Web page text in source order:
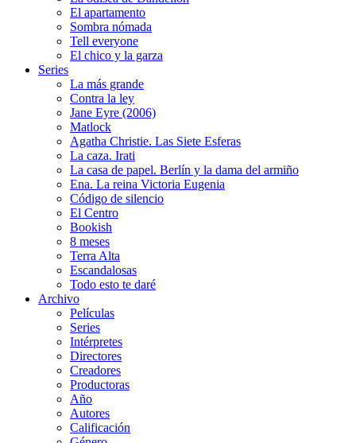
El apartamento
Sombra nómada
Tell everyone
El chico y la garza
Series
La más grande
Contra la ley
Jane Eyre (2006)
Matlock
Agatha Christie. Las Siete Esferas
La caza. Irati
La casa de papel. Berlín y la dama del armiño
Ena. La reina Victoria Eugenia
Código de silencio
El Centro
Bookish
8 meses
Terra Alta
Escandalosas
Todo esto te daré
Archivo
Películas
Series
Intérpretes
Directores
Creadores
Productoras
Año
Autores
Calificación